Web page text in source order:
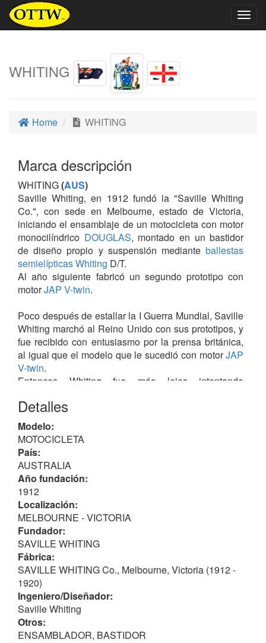
WHITING
Home WHITING
Marca descripción
WHITING(AUS)
Saville Whiting, en 1912 fundó la "Saville Whiting
Co.", con sede en Melbourne, estado de Victoria,
iniciando el ensamblaje de un motocicleta con motor
monocilíndrico DOUGLAS, montado en un bastidor
de diseño propio y suspensión medianteballestas
semielípticas Whiting D/T.
Al año siguiente fabricó un segundo prototipo con
motorJAP V-twin.
Poco después de estallar la I Guerra Mundial, Saville
Whiting marchó al Reino Unido con sus prototipos, y
fue recibido con entusiasmo por la prensa británica,
al igual que el modelo que le sucedió con motorJAP
V-twin.
Entonces Whiting fue más lejos intentando
consiguió, por lo que en 1920 volvió a Australia, para
intentarlo allí que funcionara, pero en vano;
decepcionado por los problemas con dicho motor,
vendió la motocicleta en 1948.
Curiosidades
Diez años más tarde se restauró la máquina siendo
el propio comprador el que llegó a solucionar los
problemas con el V4 - probablemente gracias al
progreso que hizo la técnica desde 1920 -
consiguiendo así que pudiera circular por Australia,
aunque sólo fuera un único modelo.
VerMOSTYN.
Detalles
Modelo:
MOTOCICLETA
País:
AUSTRALIA
Año fundación:
1912
Localización:
MELBOURNE - VICTORIA
Fundador:
SAVILLE WHITING
Fábrica:
SAVILLE WHITING Co., Melbourne, Victoria (1912 -
1920)
Ingeniero/Diseñador:
Saville Whiting
Otros:
ENSAMBLADOR, BASTIDOR